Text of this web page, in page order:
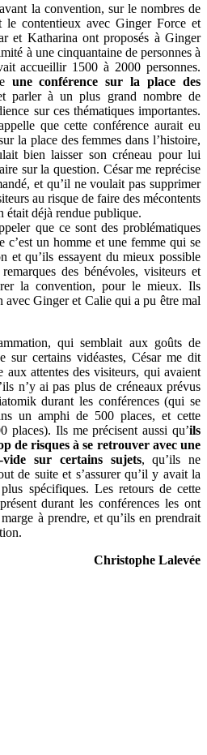
la convention, sur le nombres de
le contentieux avec Ginger Force et
et Katharina ont proposés à Ginger
à une cinquantaine de personnes à
accueillir 1500 à 2000 personnes.
une conférence sur la place des
parler à un plus grand nombre de
sur ces thématiques importantes.
que cette conférence aurait eu
la place des femmes dans l’histoire,
bien laisser son créneau pour lui
sur la question. César me reprécise
et qu’il ne voulait pas supprimer
au risque de faire des mécontents
était déjà rendue publique.
que ce sont des problématiques
un homme et une femme qui se
et qu’ils essayent du mieux possible
des bénévoles, visiteurs et
la convention, pour le mieux. Ils
avec Ginger et Calie qui a pu être mal
qui semblait aux goûts de
sur certains vidéastes, César me dit
aux attentes des visiteurs, qui avaient
n’y ai pas plus de créneaux prévus
durant les conférences (qui se
un amphi de 500 places, et cette
places). Ils me précisent aussi qu’ils
de risques à se retrouver avec une
vide sur certains sujets, qu’ils ne
de suite et s’assurer qu’il y avait la
spécifiques. Les retours de cette
durant les conférences les ont
à prendre, et qu’ils en prendrait
Christophe Lalevée